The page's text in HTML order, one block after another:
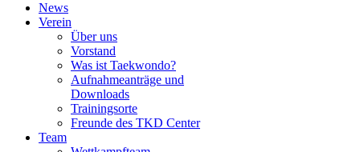
News
Verein
Über uns
Vorstand
Was ist Taekwondo?
Aufnahmeanträge und
Downloads
Trainingsorte
Freunde des TKD Center
Team